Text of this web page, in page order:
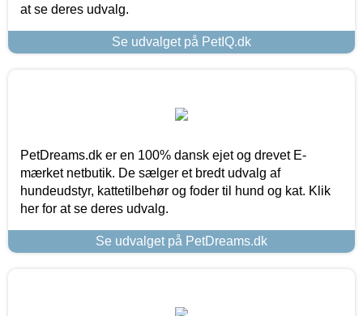
at se deres udvalg.
Se udvalget på PetIQ.dk
PetDreams.dk er en 100% dansk ejet og drevet E-
mærket netbutik. De sælger et bredt udvalg af
hundeudstyr, kattetilbehør og foder til hund og kat. Klik
her for at se deres udvalg.
Se udvalget på PetDreams.dk